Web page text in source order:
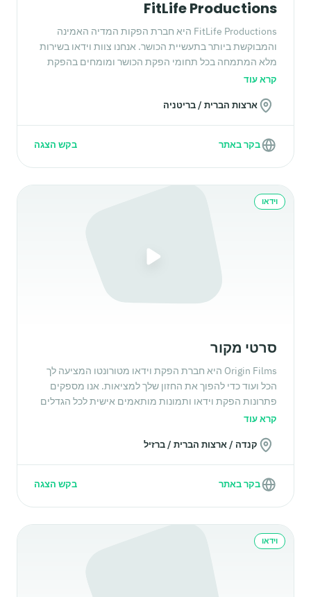
FitLife Productions
FitLife Productions היא חברת הפקות המדיה האמינה
והמבוקשת ביותר בתעשיית הכושר. אנחנו צוות וידאו בשירות
מלא המתמחה בכל תחומי הפקת הכושר ומומחים בהפקת
תוכן ברשתות חברתיות והפקת סרטוני אימון כושר. החברה
טכנולוגיה חדשנית.
קרא עוד
ארצות הברית / בריטניה
בקר באתר בקש הצגה
וידאו
סרטי מקור
Origin Films היא חברת הפקת וידאו מטורונטו המציעה לך
הכל ועוד כדי להפוך את החזון שלך למציאות. אנו מספקים
פתרונות הפקת וידאו ותמונות מותאמים אישית לכל הגדלים
של פרויקטים וצרכי ​​יצירת תוכן.
קרא עוד
קנדה / ארצות הברית / ברזיל
בקר באתר בקש הצגה
וידאו